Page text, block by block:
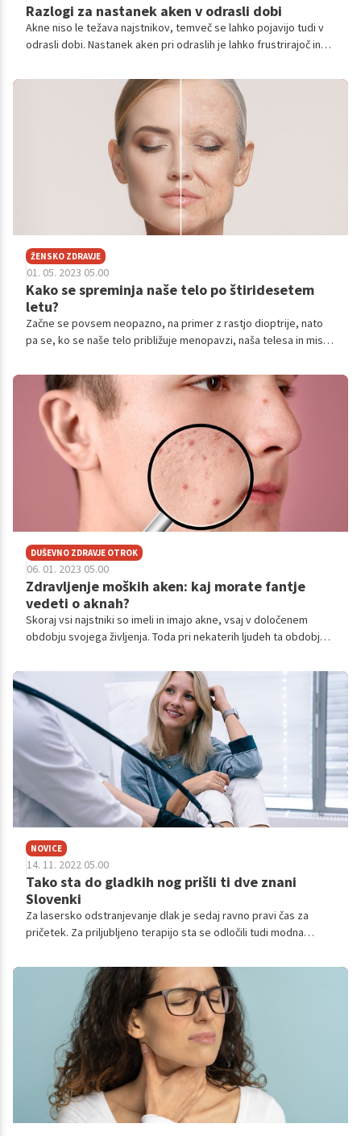
Razlogi za nastanek aken v odrasli dobi
Akne niso le težava najstnikov, temveč se lahko pojavijo tudi v
odrasli dobi. Nastanek aken pri odraslih je lahko frustrirajoč in
posameznika. Zakaj se pojavijo in kako jih zdravimo?
ŽENSKO ZDRAVJE
01. 05. 2023 05.00
Kako se spreminja naše telo po štiridesetem
letu?
Začne se povsem neopazno, na primer z rastjo dioptrije, nato
pa se, ko se naše telo približuje menopavzi, naša telesa in misli
obremenjujejo.
DUŠEVNO ZDRAVJE OTROK
06. 01. 2023 05.00
Zdravljenje moških aken: kaj morate fantje
vedeti o aknah?
Skoraj vsi najstniki so imeli in imajo akne, vsaj v določenem
obdobju svojega življenja. Toda pri nekaterih ljudeh ta obdobja
imuni na akne, zato si poglejmo nekaj dejstev o zdravljenju
moških aken.
NOVICE
14. 11. 2022 05.00
Tako sta do gladkih nog prišli ti dve znani
Slovenki
Za lasersko odstranjevanje dlak je sedaj ravno pravi čas za
pričetek. Za priljubljeno terapijo sta se odločili tudi modna
vplivnica Tesa Jurjaševič in z nami delili svojo izkušnjo.